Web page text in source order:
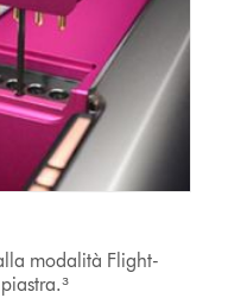
modalità Flight-